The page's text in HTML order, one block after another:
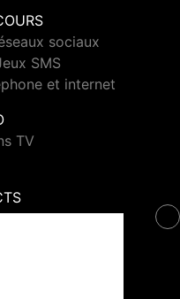
sociaux
SMS
et internet
TV